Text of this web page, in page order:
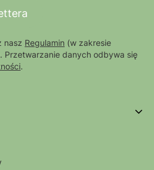
nasz Regulamin (w zakresie
danych odbywa się
.